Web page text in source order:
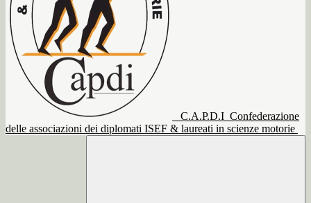
C.A.P.D.I Confederazione
delle associazioni dei diplomati ISEF & laureati in scienze motorie